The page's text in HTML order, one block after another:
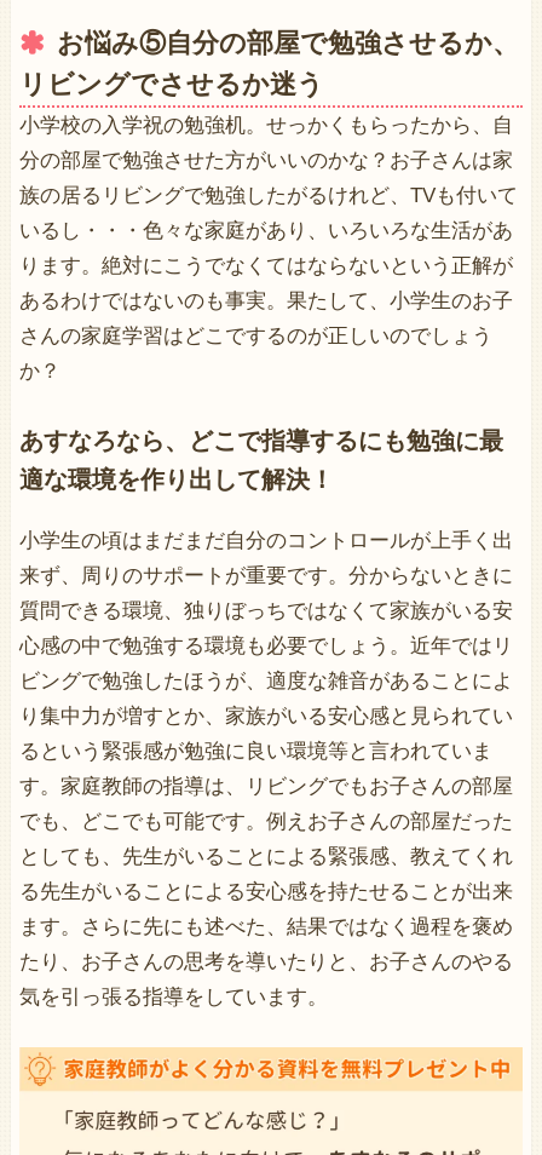
お悩み⑤自分の部屋で勉強させるか、
リビングでさせるか迷う
小学校の入学祝の勉強机。せっかくもらったから、自
分の部屋で勉強させた方がいいのかな？お子さんは家
族の居るリビングで勉強したがるけれど、TVも付いて
いるし・・・色々な家庭があり、いろいろな生活があ
ります。絶対にこうでなくてはならないという正解が
あるわけではないのも事実。果たして、小学生のお子
さんの家庭学習はどこでするのが正しいのでしょう
か？
あすなろなら、どこで指導するにも勉強に最
適な環境を作り出して解決！
小学生の頃はまだまだ自分のコントロールが上手く出
来ず、周りのサポートが重要です。分からないときに
質問できる環境、独りぼっちではなくて家族がいる安
心感の中で勉強する環境も必要でしょう。近年ではリ
ビングで勉強したほうが、適度な雑音があることによ
り集中力が増すとか、家族がいる安心感と見られてい
るという緊張感が勉強に良い環境等と言われていま
す。家庭教師の指導は、リビングでもお子さんの部屋
でも、どこでも可能です。例えお子さんの部屋だった
としても、先生がいることによる緊張感、教えてくれ
る先生がいることによる安心感を持たせることが出来
ます。さらに先にも述べた、結果ではなく過程を褒め
たり、お子さんの思考を導いたりと、お子さんのやる
気を引っ張る指導をしています。